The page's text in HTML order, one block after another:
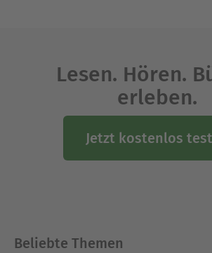
Ausblenden
Lesen. Hören.
erleben.
Jetzt kostenlos
Beliebte Themen